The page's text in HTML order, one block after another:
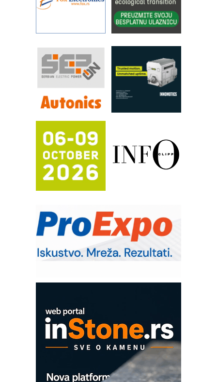
Art Utopia Studio – vizuelne priče
RILINEX kompanije Rittal
FANUC: Najbolje za vašu pametnu
automatizaciju
Efikasno upravljanje energijom
Automatizacija pakovanja · Display
(Shelf-Ready) omotnice
Proizvodnja iC7 Hybrid 1500 VDC
Potpuna efikasnost bez složenih
sistema
Trajna oznaka kao dugoročna korist
Bezbednost na prvom mestu!
IB BLUMENAUER - više od 40 godina
COMBYPACK
RMQ-TITAN ADVANCED INDICATOR
– Pametna signalizacija za efikasnije
upravljanje mašinama
Sigurnije ispitivanje transformatora u
EVOKS Maintenance Management
na viši nivo
Detekcija različitih oblika
MAREX - Lim i mašine za savremena
rešenja
Marcom-plast d.o.o.- vaš pouzdan